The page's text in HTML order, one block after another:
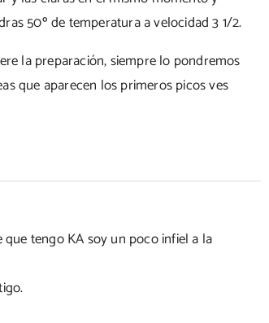
50º de temperatura a velocidad 3 1/2.
la preparación, siempre lo pondremos
que aparecen los primeros picos ves
tengo KA soy un poco infiel a la